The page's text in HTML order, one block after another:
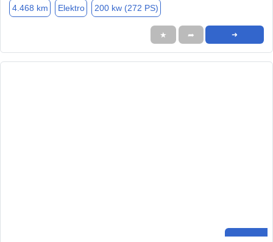
4.468 km Elektro 200 kw (272 PS)
★ ➦ ➜